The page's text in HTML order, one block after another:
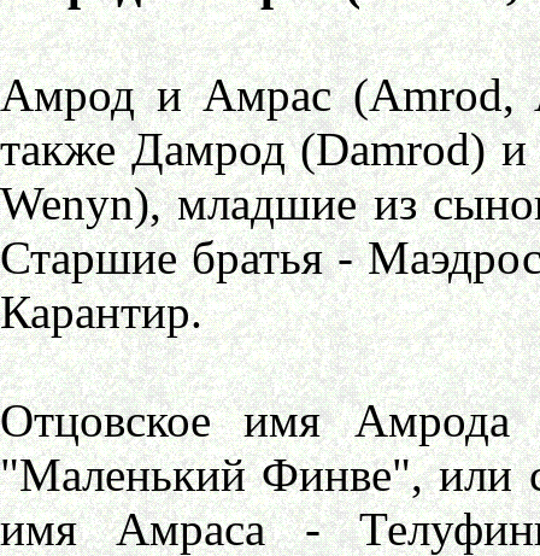
Амрод и Амрас (Amrod,
также Дамрод (Damrod)
Wenyn), младшие из
Старшие братья -
Карантир.
Отцовское имя Амрода
"Маленький Финве", или
имя Амраса -